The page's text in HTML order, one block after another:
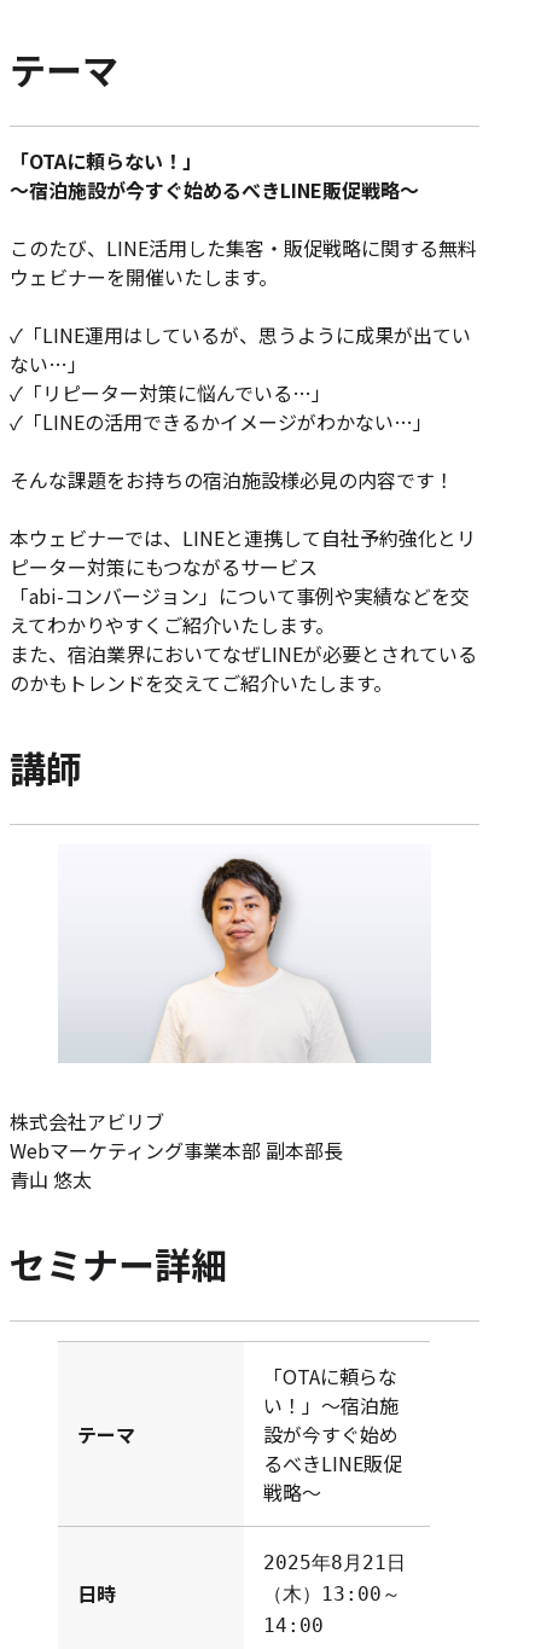
テーマ
「OTAに頼らない！」
～宿泊施設が今すぐ始めるべきLINE販促戦略～
このたび、LINE活用した集客・販促戦略に関する無料
ウェビナーを開催いたします。
✓「LINE運用はしているが、思うように成果が出てい
ない…」
✓「リピーター対策に悩んでいる…」
✓「LINEの活用できるかイメージがわかない…」
そんな課題をお持ちの宿泊施設様必見の内容です！
本ウェビナーでは、LINEと連携して自社予約強化とリ
ピーター対策にもつながるサービス
「abi-コンバージョン」について事例や実績などを交
えてわかりやすくご紹介いたします。
また、宿泊業界においてなぜLINEが必要とされている
のかもトレンドを交えてご紹介いたします。
講師
株式会社アビリブ
Webマーケティング事業本部 副本部長
青山 悠太
セミナー詳細
テーマ
「OTAに頼らな
い！」～宿泊施
設が今すぐ始め
るべきLINE販促
戦略～
日時
2025年8月21日
（木）13:00～
14:00